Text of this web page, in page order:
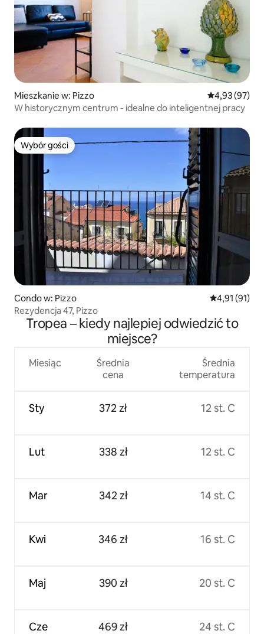
Mieszkanie w: Pizzo Średnia
4,93 (97)
W historycznym centrum - idealne do inteligentnej pracy
Wybór gości
Wybór gości
Condo w: Pizzo Średnia
4,91 (91)
Rezydencja 47, Pizzo
Tropea – kiedy najlepiej odwiedzić to
miejsce?
Miesiąc
Sty
Lut
Mar
Kwi
Maj
Cze
Średnia
cena
372 zł
338 zł
342 zł
346 zł
390 zł
469 zł
Średnia
temperatura
12 st. C
12 st. C
14 st. C
16 st. C
20 st. C
24 st. C